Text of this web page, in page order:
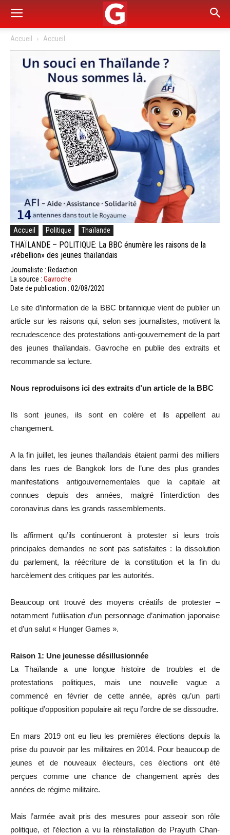
Accueil Accueil
Accueil Politique Thaïlande
THAÏLANDE – POLITIQUE: La BBC énumère les raisons de la
«rébellion» des jeunes thaïlandais
Journaliste : Redaction
La source : Gavroche
Date de publication : 02/08/2020
Le site d’information de la BBC britannique vient de publier un
article sur les raisons qui, selon ses journalistes, motivent la
recrudescence des protestations anti-gouvernement de la part
des jeunes thaïlandais. Gavroche en publie des extraits et
recommande sa lecture.
Nous reproduisons ici des extraits d’un article de la BBC
Ils sont jeunes, ils sont en colère et ils appellent au
changement.
A la fin juillet, les jeunes thaïlandais étaient parmi des milliers
dans les rues de Bangkok lors de l’une des plus grandes
manifestations antigouvernementales que la capitale ait
connues depuis des années, malgré l’interdiction des
coronavirus dans les grands rassemblements.
Ils affirment qu’ils continueront à protester si leurs trois
principales demandes ne sont pas satisfaites : la dissolution
du parlement, la réécriture de la constitution et la fin du
harcèlement des critiques par les autorités.
Beaucoup ont trouvé des moyens créatifs de protester –
notamment l’utilisation d’un personnage d’animation japonaise
et d’un salut « Hunger Games ».
Raison 1: Une jeunesse désillusionnée
La Thaïlande a une longue histoire de troubles et de
protestations politiques, mais une nouvelle vague a
commencé en février de cette année, après qu’un parti
politique d’opposition populaire ait reçu l’ordre de se dissoudre.
En mars 2019 ont eu lieu les premières élections depuis la
prise du pouvoir par les militaires en 2014. Pour beaucoup de
jeunes et de nouveaux électeurs, ces élections ont été
perçues comme une chance de changement après des
années de régime militaire.
Mais l’armée avait pris des mesures pour asseoir son rôle
politique, et l’élection a vu la réinstallation de Prayuth Chan-